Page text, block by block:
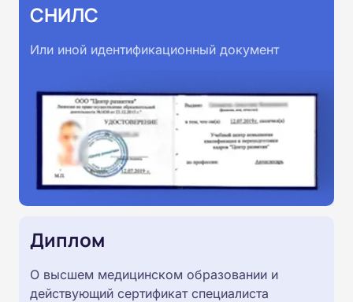
СНИЛС
Или иной идентификационный документ
Диплом
О высшем медицинском образовании и
действующий сертификат специалиста